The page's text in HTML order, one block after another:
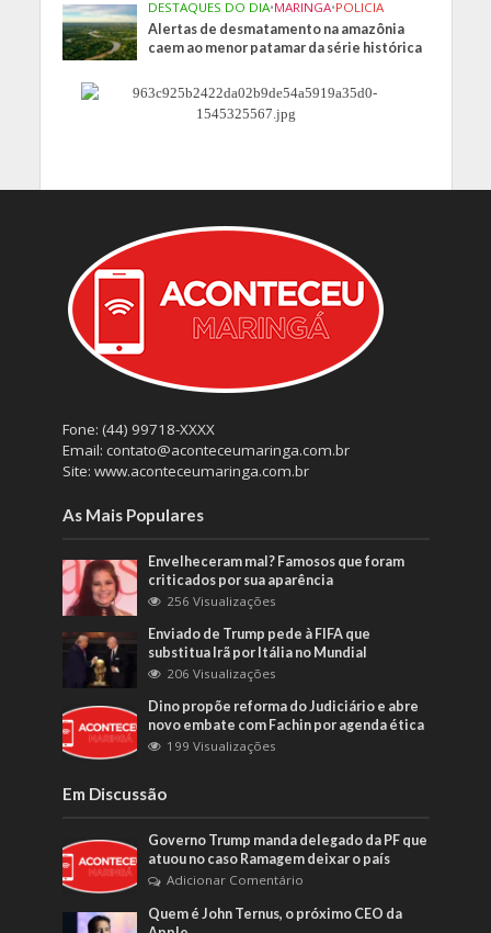
DESTAQUES DO DIA•MARINGA•POLICIA
Alertas de desmatamento na amazônia
caem ao menor patamar da série histórica
Fone: (44) 99718-XXXX
Email: contato@aconteceumaringa.com.br
Site: www.aconteceumaringa.com.br
As Mais Populares
Envelheceram mal? Famosos que foram
criticados por sua aparência
256 Visualizações
Enviado de Trump pede à FIFA que
substitua Irã por Itália no Mundial
206 Visualizações
Dino propõe reforma do Judiciário e abre
novo embate com Fachin por agenda ética
199 Visualizações
Em Discussão
Governo Trump manda delegado da PF que
atuou no caso Ramagem deixar o país
Adicionar Comentário
Quem é John Ternus, o próximo CEO da